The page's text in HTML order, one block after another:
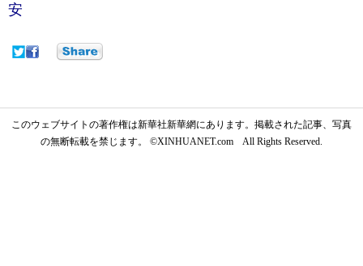
安
このウェブサイトの著作権は新華社新華網にあります。掲載された記事、写真
の無断転載を禁じます。 ©XINHUANET.com All Rights Reserved.